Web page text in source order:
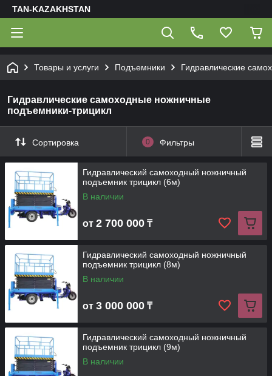
TAN-KAZAKHSTAN
Товары и услуги Подъемники Гидравлические
Гидравлические самоходные ножничные
подъемники-трицикл
Сортировка 0 Фильтры
Гидравлический самоходный ножничный
подъемник трицикл (6м)
В наличии
от 2 700 000 ₸
Гидравлический самоходный ножничный
подъемник трицикл (8м)
В наличии
от 3 000 000 ₸
Гидравлический самоходный ножничный
подъемник трицикл (9м)
В наличии